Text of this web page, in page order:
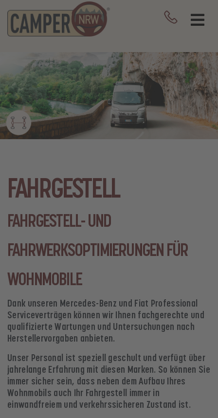
FAHRGESTELL
FAHRGESTELL- UND
FAHRWERKSOPTIMIERUNGEN FÜR
WOHNMOBILE
Dank unseren Mercedes-Benz und Fiat Professional
Serviceverträgen können wir Ihnen fachgerechte und
qualifizierte Wartungen und Untersuchungen nach
Herstellervorgaben anbieten.
Unser Personal ist speziell geschult und verfügt über
jahrelange Erfahrung mit diesen Marken. So können Sie
immer sicher sein, dass neben dem Aufbau Ihres
Wohnmobils auch Ihr Fahrgestell immer in
einwandfreiem und verkehrssicheren Zustand ist.